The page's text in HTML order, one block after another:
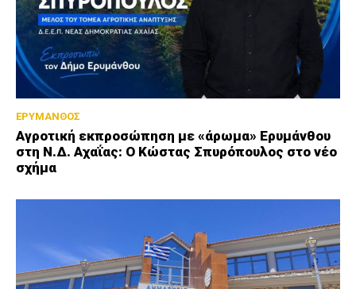
ΕΡΥΜΑΝΘΟΣ
Αγροτική εκπροσώπηση με «άρωμα» Ερυμάνθου
στη Ν.Δ. Αχαΐας: Ο Κώστας Σπυρόπουλος στο νέο
σχήμα